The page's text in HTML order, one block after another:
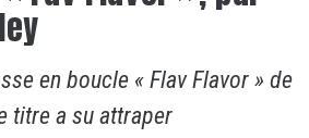
en boucle « Flav Flavor » de
titre a su attraper